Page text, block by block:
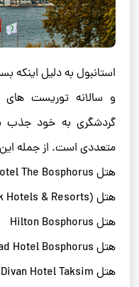
استانبول به دلیل اینکه
و سالانه توریست های
گردشگری به خود جذب
متعددی است. از جمله
هتل Swissotel The Bosphorus
هتل Park Bosphorus (cvk Hotels & Resorts)
هتل Hilton Bosphorus
هتل Conrad Hotel Bosphorus
هتل Divan Hotel Taksim